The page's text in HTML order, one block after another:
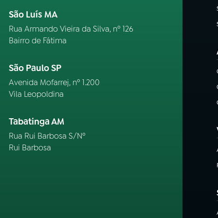
São Luís MA
Rua Armando Vieira da Silva, nº 126
Bairro de Fátima
São Paulo SP
Avenida Mofarrej, nº 1.200
Vila Leopoldina
Tabatinga AM
Rua Rui Barbosa S/Nº
Rui Barbosa